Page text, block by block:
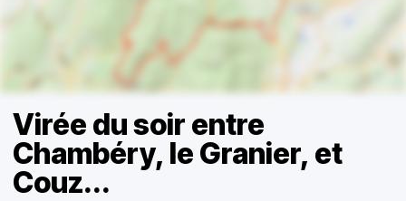
Virée du soir entre
Chambéry, le Granier, et
Couz...